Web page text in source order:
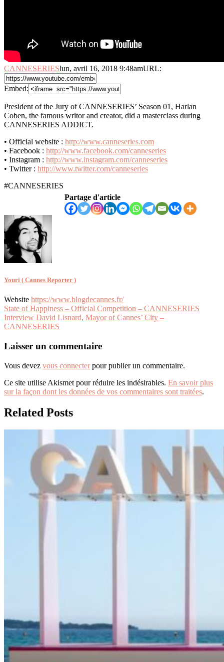
CANNESERIESlun, avril 16, 2018 9:48amURL:
Embed:
President of the Jury of CANNESERIES’ Season 01, Harlan
Coben, the famous writor and creator, did a masterclass during
CANNESERIES ADDICT.
• Official website : http://www.canneseries.com
• Facebook : http://www.facebook.com/canneseries
• Instagram : http://www.instagram.com/canneseries
• Twitter : http://www.twitter.com/canneseries
#CANNESERIES
Partage d'article
Youri ( Cannes Reporter )
Website https://www.blogdecannes.fr/
Navigation
de
State of Happiness – Official Competition – CANNESERIES
Interview David Lisnard, Mayor of Cannes’ City –
CANNESERIES
Laisser un commentaire
Vous devez vous connecterpour publier un commentaire.
Ce site utilise Akismet pour réduire les indésirables. En savoir plus
sur la façon dont les données de vos commentaires sont traitées.
Related Posts